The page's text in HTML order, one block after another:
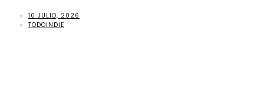
10 JULIO, 2026
TODOINDIE